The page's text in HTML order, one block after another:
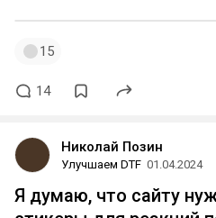
15
14
Николай Позин
Улучшаем DTF 01.04.2024
Я думаю, что сайту